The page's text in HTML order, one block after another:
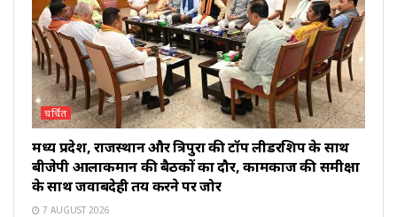
चर्चित
मध्य प्रदेश, राजस्थान और त्रिपुरा की टॉप लीडरशिप के साथ
बीजेपी आलाकमान की बैठकों का दौर, कामकाज की समीक्षा
के साथ जवाबदेही तय करने पर जोर
7 AUGUST 2026